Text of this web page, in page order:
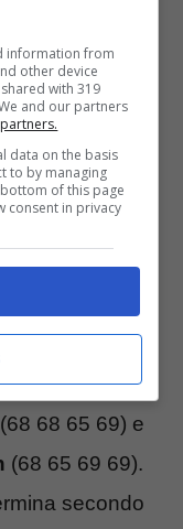
torneo
Molinari
e termina
66), 14 sotto
il
68 65 69) e
(68 65 69 69).
secondo
information from
other device
with 319
and our partners
data on the basis
to by managing
of this page
consent in privacy